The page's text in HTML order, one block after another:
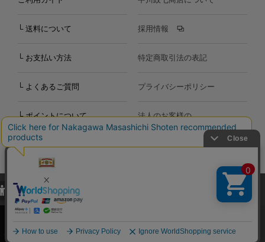
└ 送料について
└ お支払い方法
└ よくあるご質問
└ ポイントについて
お問い合わせ
採用情報
特定商取引法の表記
プライバシーポリシー
法人のお客様の
お問い合わせ
Copyright©2000-2026
Nakagawa Masashichi Shoten All Rights Reserved.
当サイトでは、当サイト内における閲覧履歴・属性情報などの取得およ
び利便性向上のためにクッキー（Cookie）を使用いたします。詳細に
関しては「プライバシーポリシー
承諾する